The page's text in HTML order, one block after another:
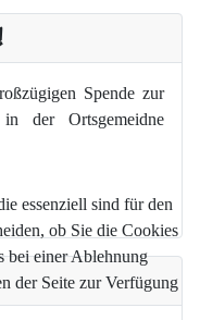
Spende zur
der Ortsgemeidne
essenziell sind für den
ob Sie die Cookies
bei einer Ablehnung
der Seite zur Verfügung